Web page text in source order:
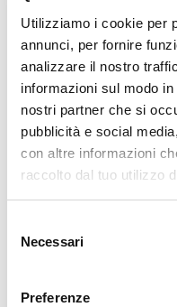
Utilizziamo i cookie per
annunci, per fornire
analizzare il nostro
informazioni sul modo
nostri partner che si
pubblicità e social
con altre informazioni
raccolto dal tuo utilizzo
delNecessari
Preferenze
ALLENATI CON ME!